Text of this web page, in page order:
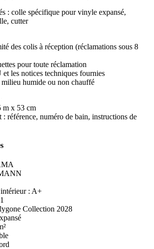
: colle spécifique pour vinyle expansé,
cutter
des colis à réception (réclamations sous 8
pour toute réclamation
les notices techniques fournies
milieu humide ou non chauffé
m x 53 cm
: référence, numéro de bain, instructions de
: A+
Collection 2028